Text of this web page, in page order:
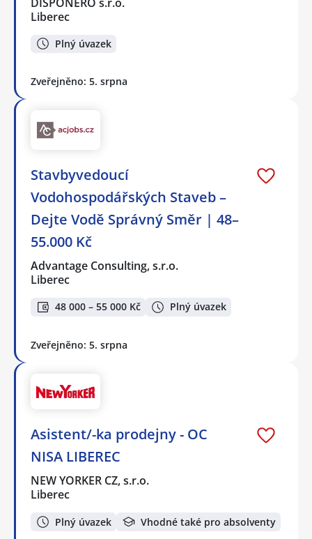
Liberec
Plný úvazek
Zveřejněno: 5. srpna
Stavbyvedoucí
Vodohospodářských Staveb –
Dejte Vodě Správný Směr | 48–
55.000 Kč
Advantage Consulting, s.r.o.
Liberec
48 000 – 55 000 Kč Plný úvazek
Zveřejněno: 5. srpna
Asistent/-ka prodejny - OC
NISA LIBEREC
NEW YORKER CZ, s.r.o.
Liberec
Plný úvazek Vhodné také pro absolventy